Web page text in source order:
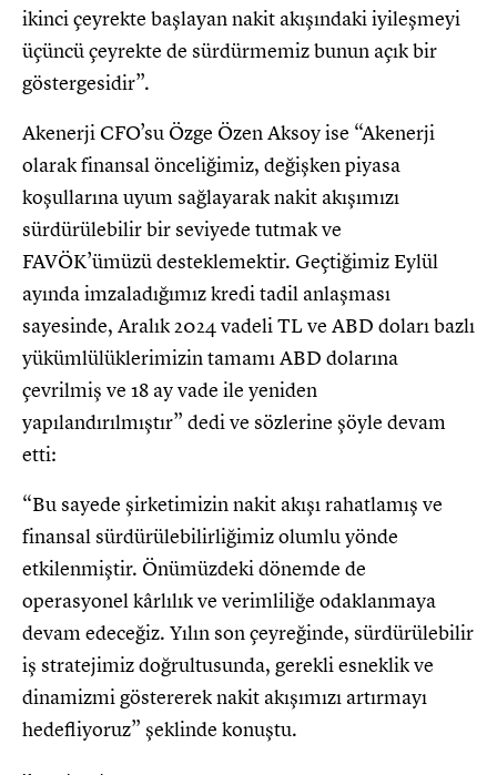
ikinci çeyrekte başlayan nakit akışındaki iyileşmeyi
üçüncü çeyrekte de sürdürmemiz bunun açık bir
göstergesidir”.
Akenerji CFO’su Özge Özen Aksoy ise “Akenerji
olarak finansal önceliğimiz, değişken piyasa
koşullarına uyum sağlayarak nakit akışımızı
sürdürülebilir bir seviyede tutmak ve
FAVÖK’ümüzü desteklemektir. Geçtiğimiz Eylül
ayında imzaladığımız kredi tadil anlaşması
sayesinde, Aralık 2024 vadeli TL ve ABD doları bazlı
yükümlülüklerimizin tamamı ABD dolarına
çevrilmiş ve 18 ay vade ile yeniden
yapılandırılmıştır” dedi ve sözlerine şöyle devam
etti:
“Bu sayede şirketimizin nakit akışı rahatlamış ve
finansal sürdürülebilirliğimiz olumlu yönde
etkilenmiştir. Önümüzdeki dönemde de
operasyonel kârlılık ve verimliliğe odaklanmaya
devam edeceğiz. Yılın son çeyreğinde, sürdürülebilir
iş stratejimiz doğrultusunda, gerekli esneklik ve
dinamizmi göstererek nakit akışımızı artırmayı
hedefliyoruz” şeklinde konuştu.